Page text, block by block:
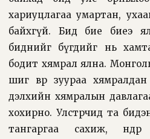
хариуцлагаа умартан, ухаан
байхгүй. Бид бие биеэ
биднийг бүгдийг нь
бодит хямрал ялна.
шиг өвөр зуураа хямралдан
дэлхийн хямралын
хохирно. Улстөрчид та
тангаргаа сахиж,